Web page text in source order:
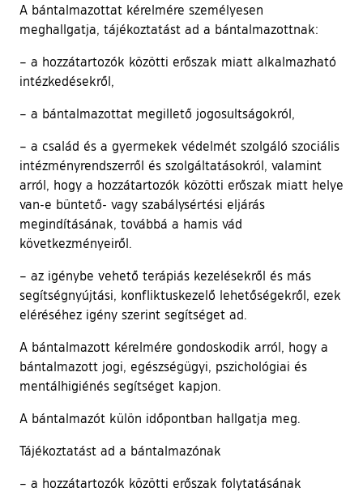
A bántalmazottat kérelmére személyesen
meghallgatja, tájékoztatást ad a bántalmazottnak:
– a hozzátartozók közötti erőszak miatt alkalmazható
intézkedésekről,
– a bántalmazottat megillető jogosultságokról,
– a család és a gyermekek védelmét szolgáló szociális
intézményrendszerről és szolgáltatásokról, valamint
arról, hogy a hozzátartozók közötti erőszak miatt helye
van-e büntető- vagy szabálysértési eljárás
megindításának, továbbá a hamis vád
következményeiről.
– az igénybe vehető terápiás kezelésekről és más
segítségnyújtási, konfliktuskezelő lehetőségekről, ezek
eléréséhez igény szerint segítséget ad.
A bántalmazott kérelmére gondoskodik arról, hogy a
bántalmazott jogi, egészségügyi, pszichológiai és
mentálhigiénés segítséget kapjon.
A bántalmazót külön időpontban hallgatja meg.
Tájékoztatást ad a bántalmazónak
– a hozzátartozók közötti erőszak folytatásának